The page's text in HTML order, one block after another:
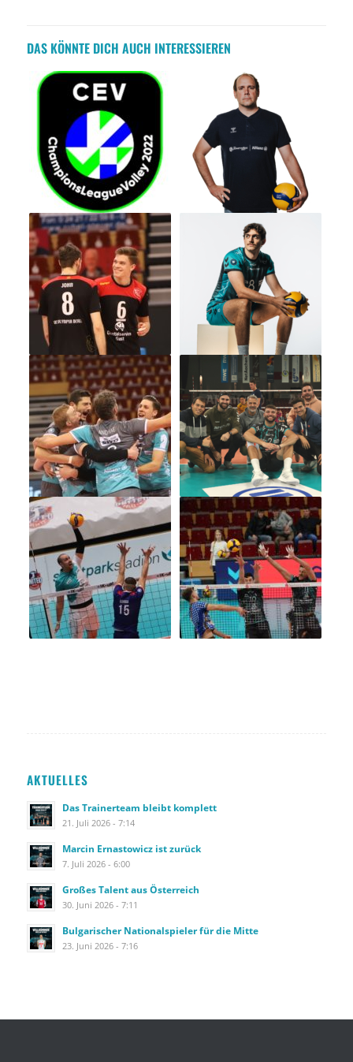
DAS KÖNNTE DICH AUCH INTERESSIEREN
AKTUELLES
Das Trainerteam bleibt komplett
21. Juli 2026 - 7:14
Marcin Ernastowicz ist zurück
7. Juli 2026 - 6:00
Großes Talent aus Österreich
30. Juni 2026 - 7:11
Bulgarischer Nationalspieler für die Mitte
23. Juni 2026 - 7:16